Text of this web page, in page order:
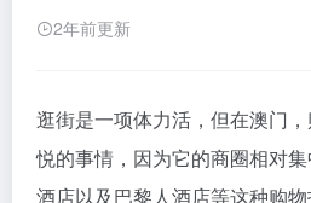
2年前更新
逛街是一项体力活，但在澳门
悦的事情，因为它的商圈相对
酒店以及巴黎人酒店等这种购